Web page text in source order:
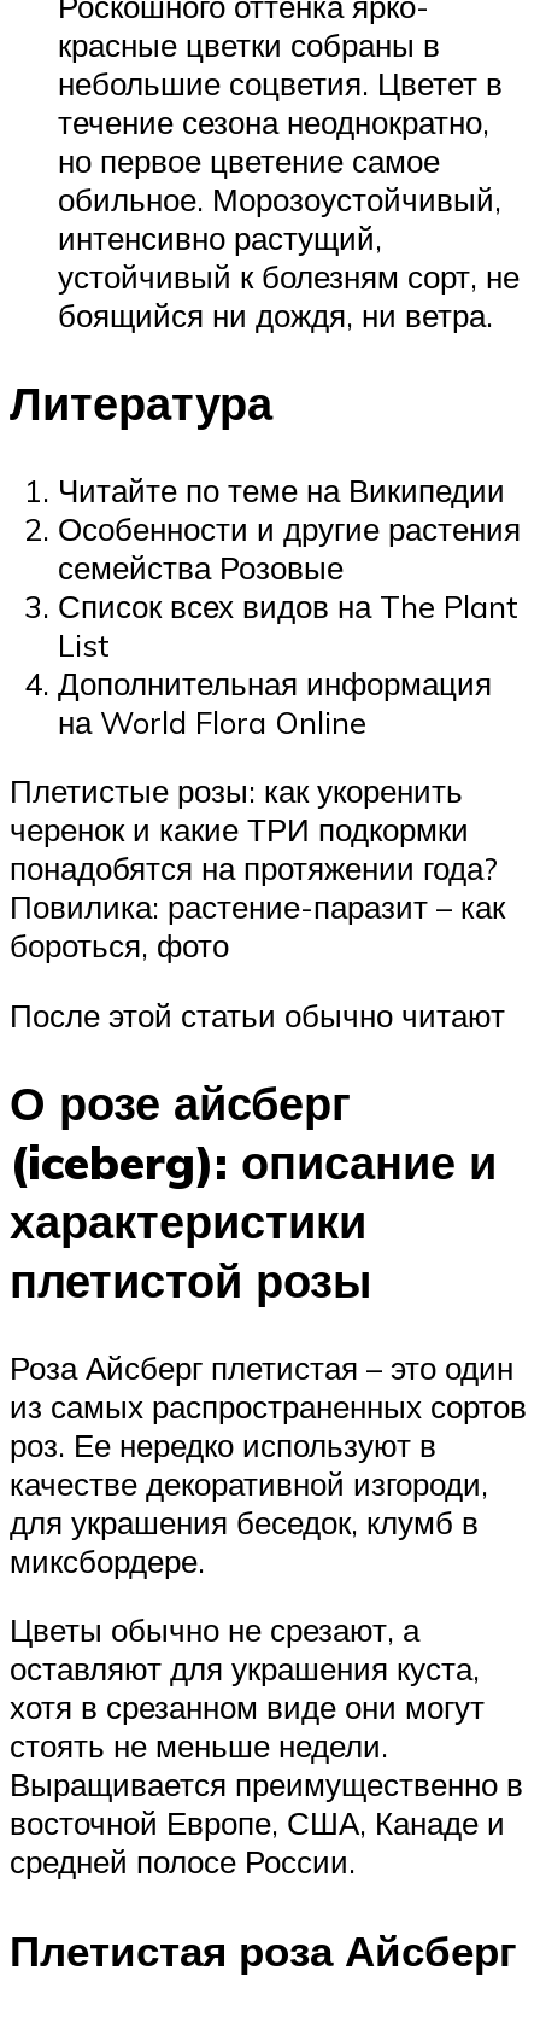
красные цветки собраны в
небольшие соцветия. Цветет в
течение сезона неоднократно,
но первое цветение самое
обильное. Морозоустойчивый,
интенсивно растущий,
устойчивый к болезням сорт, не
боящийся ни дождя, ни ветра.
Литература
Читайте по теме на Википедии
Особенности и другие растения
семейства Розовые
Список всех видов на The Plant
List
Дополнительная информация
на World Flora Online
Плетистые розы: как укоренить
черенок и какие ТРИ подкормки
понадобятся на протяжении года?
Повилика: растение-паразит – как
бороться, фото
После этой статьи обычно читают
О розе айсберг
(iceberg): описание и
характеристики
плетистой розы
Роза Айсберг плетистая – это один
из самых распространенных сортов
роз. Ее нередко используют в
качестве декоративной изгороди,
для украшения беседок, клумб в
миксбордере.
Цветы обычно не срезают, а
оставляют для украшения куста,
хотя в срезанном виде они могут
стоять не меньше недели.
Выращивается преимущественно в
восточной Европе, США, Канаде и
средней полосе России.
Плетистая роза Айсберг